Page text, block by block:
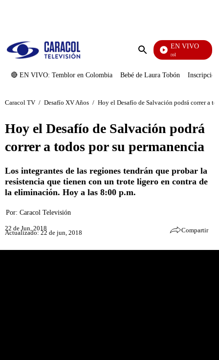
Enviar
EN VIVO
Noticias Caracol
🔴 EN VIVO: Temblor en Colombia Bebé de Laura Tobón
Caracol TV / Desafío XV Años / Hoy el Desafío de Salvación podrá correr a
Hoy el Desafío de Salvación podrá
correr a todos por su permanencia
Los integrantes de las regiones tendrán que probar la
resistencia que tienen con un trote ligero en contra de
la eliminación. Hoy a las 8:00 p.m.
Por: Caracol Televisión
22 de Jun, 2018
Actualizado: 22 de jun, 2018 Compartir